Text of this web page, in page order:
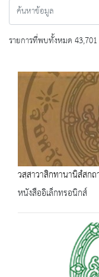
รายการที่พบทั้งหมด 43,701
วสฺสาวาสิกทานานิสํสก
หนังสืออิเล็กทรอนิกส์